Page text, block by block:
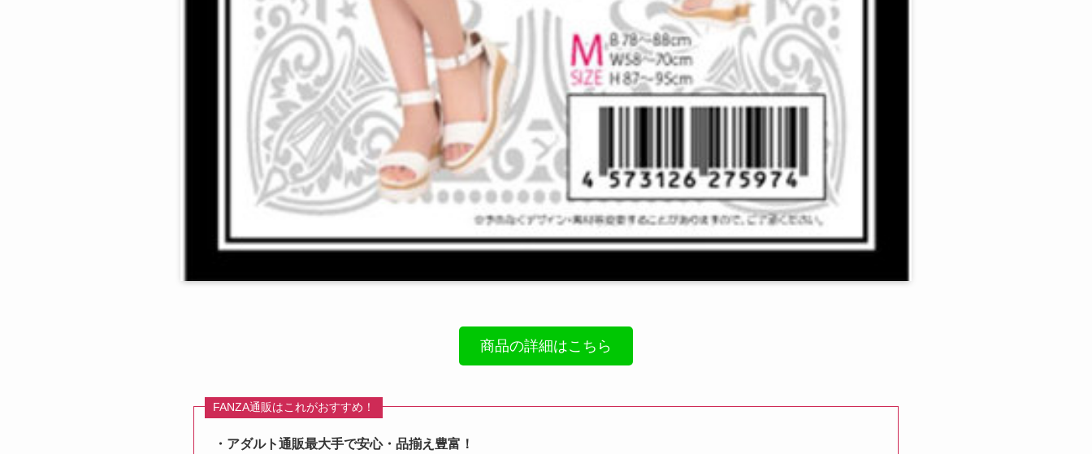
商品の詳細はこちら
FANZA通販はこれがおすすめ！
・アダルト通販最大手で安心・品揃え豊富！